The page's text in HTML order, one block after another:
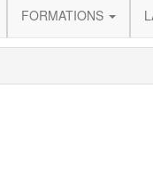
FORMATIONS